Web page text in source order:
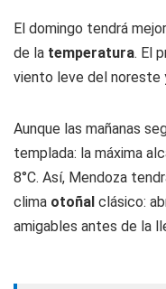
El domingo tendrá
de la temperatura. El
viento leve del noreste
Aunque las mañanas
templada: la máxima
8°C. Así, Mendoza
clima otoñal clásico:
amigables antes de la